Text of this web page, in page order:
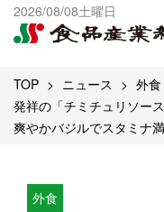
2026/08/08土曜日
出版物一覧へ
試読・購読申し込み
TOP ニュース 外食
発祥の「チミチュリソー
爽やかバジルでスタミナ
外食